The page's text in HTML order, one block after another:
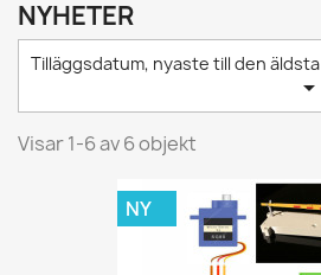
NYHETER
Tilläggsdatum, nyaste till den äldsta

Visar 1-6 av 6 objekt
NY